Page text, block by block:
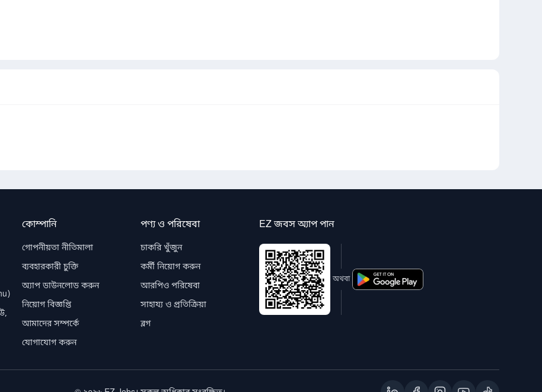
কোম্পানি
গোপনীয়তা নীতিমালা
ব্যবহারকারী চুক্তি
অ্যাপ ডাউনলোড করুন
নিয়োগ বিজ্ঞপ্তি
আমাদের সম্পর্কে
যোগাযোগ করুন
পণ্য ও পরিষেবা
চাকরি খুঁজুন
কর্মী নিয়োগ করুন
আরপিও পরিষেবা
সাহায্য ও প্রতিক্রিয়া
ব্লগ
EZ জবস অ্যাপ পান
অথবা